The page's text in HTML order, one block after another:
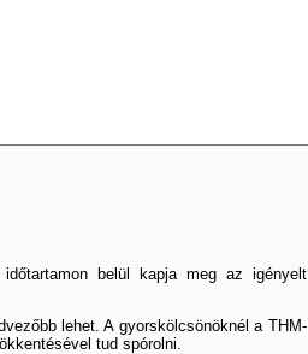
belül kapja meg az igényelt
lehet. A gyorskölcsönöknél a THM-
tud spórolni.